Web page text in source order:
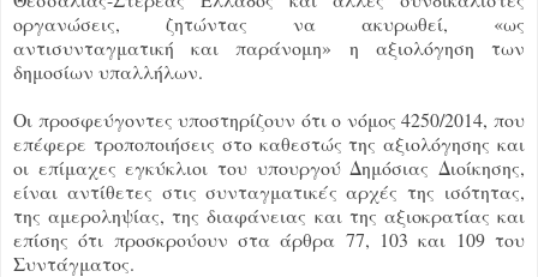
οργανώσεις, ζητώντας να ακυρωθεί, «ως
αντισυνταγματική και παράνομη» η αξιολόγηση των
δημοσίων υπαλλήλων.
Οι προσφεύγοντες υποστηρίζουν ότι ο νόμος 4250/2014, που
επέφερε τροποποιήσεις στο καθεστώς της αξιολόγησης και
οι επίμαχες εγκύκλιοι του υπουργού Δημόσιας Διοίκησης,
είναι αντίθετες στις συνταγματικές αρχές της ισότητας,
της αμεροληψίας, της διαφάνειας και της αξιοκρατίας και
επίσης ότι προσκρούουν στα άρθρα 77, 103 και 109 του
Συντάγματος.